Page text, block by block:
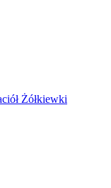
Żółkiewki